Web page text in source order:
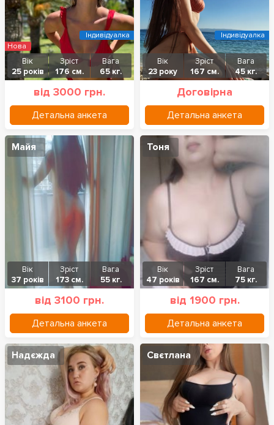
Вік
25 років
Зріст
176 см.
Вага
65 кг.
від 3000 грн.
Детальна анкета
Нова
Індивідуалка
Вік
23 року
Зріст
167 см.
Вага
45 кг.
Договірна
Детальна анкета
Індивідуалка
Майя
Вік
37 років
Зріст
173 см.
Вага
55 кг.
від 3100 грн.
Детальна анкета
Тоня
Вік
47 років
Зріст
167 см.
Вага
75 кг.
від 1900 грн.
Детальна анкета
Надєжда Свєтлана